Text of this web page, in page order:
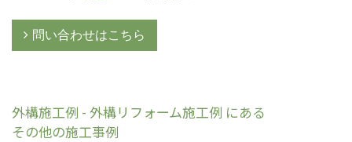
問い合わせはこちら
外構施工例 - 外構リフォーム施工例 にある
その他の施工事例